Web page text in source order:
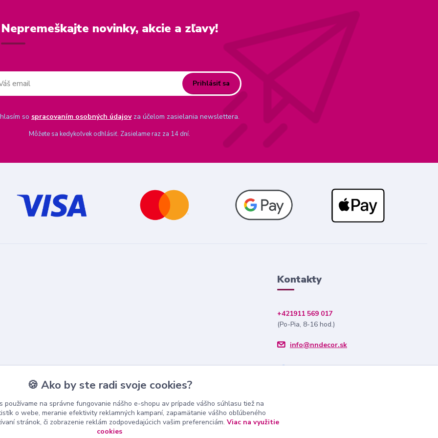
Nepremeškajte novinky, akcie a zľavy!
Prihlásiť sa
so spracovaním osobných údajovza účelom zasielania newslettera.
Môžete sa kedykoľvek odhlásiť. Zasielame raz za 14 dní.
Kontakty
+421911 569 017
(Po-Pia, 8-16 hod.)
info@nndecor.sk
🍪 Ako by ste radi svoje cookies?
používame na správne fungovanie nášho e-shopu av prípade vášho súhlasu tiež na
o webe, meranie efektivity reklamných kampaní, zapamätanie vášho obľúbeného
stránok, či zobrazenie reklám zodpovedajúcich vašim preferenciám. Viac na využitie
cookies